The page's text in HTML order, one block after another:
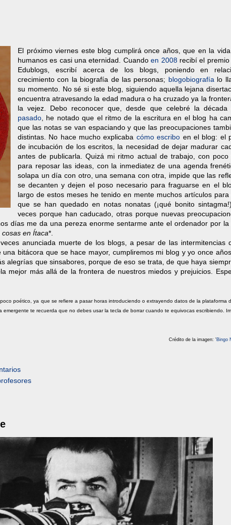
El próximo viernes este blog cumplirá once años, que en la
humanos es casi una eternidad. Cuandoen 2008recibí el premio
Edublogs, escribí acerca de los blogs, poniendo en
crecimiento con la biografía de las personas; blogobiografía lo
su momento. No sé si este blog, siguiendo aquella lejana
encuentra atravesando la edad madura o ha cruzado ya la
la vejez. Debo reconocer que, desde que celebré la década
pasado , he notado que el ritmo de la escritura en el blog ha
que las notas se van espaciando y que las preocupaciones
distintas. No hace mucho explicaba cómo escribo en el blog: el
de incubación de los escritos, la necesidad de dejar madurar
antes de publicarla. Quizá mi ritmo actual de trabajo, con poco
para reposar las ideas, con la inmediatez de una agenda
solapa un día con otro, una semana con otra, impide que las
se decanten y dejen el poso necesario para fraguarse en el
largo de estos meses he tenido en mente muchos artículos para
que se han quedado en notas nonatas (¡qué bonito
veces porque han caducado, otras porque nuevas
días me da una pereza enorme sentarme ante el ordenador por la
en Ítaca*.
anunciada muerte de los blogs, a pesar de las intermitencias
bitácora que se hace mayor, cumpliremos mi blog y yo once
alegrías que sinsabores, porque de eso se trata, de que haya
mejor más allá de la frontera de nuestros miedos y prejuicios.
poético, ya que se refiere a pasar horas introduciendo o extrayendo datos de la plataforma
te recuerda que no debes usar la tecla de borrar cuando te equivocas escribiendo.
Crédito de la imagen: 'Bingo